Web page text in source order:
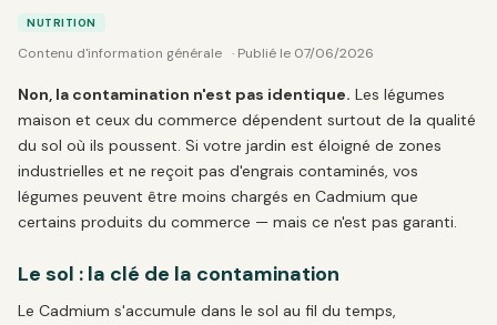
NUTRITION
Contenu d'information générale · Publié le 07/06/2026
Non, la contamination n'est pas identique. Les légumes
maison et ceux du commerce dépendent surtout de la qualité
du sol où ils poussent. Si votre jardin est éloigné de zones
industrielles et ne reçoit pas d'engrais contaminés, vos
légumes peuvent être moins chargés en Cadmium que
certains produits du commerce — mais ce n'est pas garanti.
Le sol : la clé de la contamination
Le Cadmium s'accumule dans le sol au fil du temps,